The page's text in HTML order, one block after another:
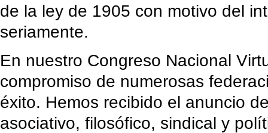
de la ley de 1905 con motivo del
seriamente.
En nuestro Congreso Nacional
compromiso de numerosas
éxito. Hemos recibido el anuncio
asociativo, filosófico, sindical y